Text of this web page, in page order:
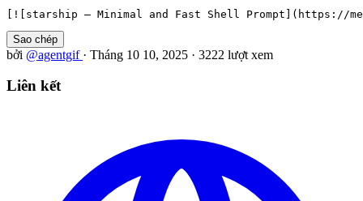
[![starship — Minimal and Fast Shell Prompt](https://
Sao chép
bởi @agentgif · Tháng 10 10, 2025 · 3222 lượt xem
Liên kết